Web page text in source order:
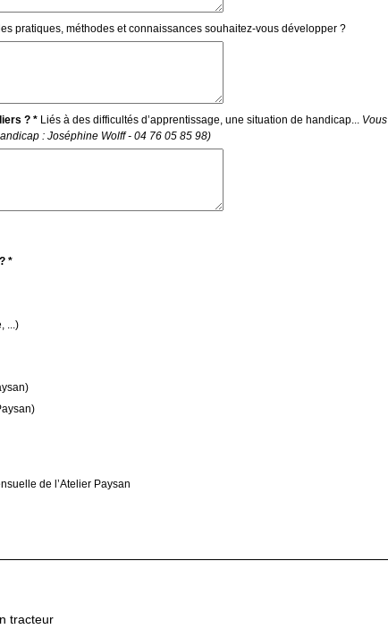
pratiques, méthodes et connaissances souhaitez-vous développer ?
? *Liés à des difficultés d’apprentissage, une situation de handicap...
Vous
: Joséphine Wolff - 04 76 05 85 98)
*
...)
de l’Atelier Paysan
tracteur